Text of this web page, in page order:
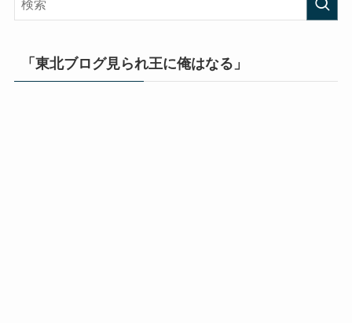
「東北ブログ見られ王に俺はなる」